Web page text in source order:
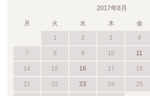
2017年8月
月 火 水 木 金
1 2 3 4
7 8 9 10 11
14 15 16 17 18
21 22 23 24 25